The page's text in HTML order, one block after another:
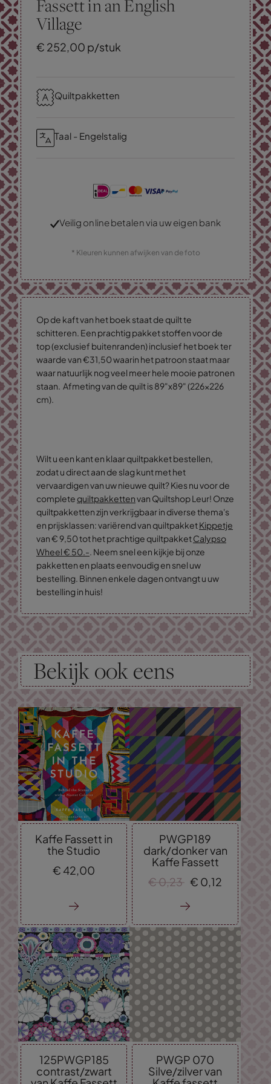
Fassett in an English
Village
€ 252,00 p/stuk
Quiltpakketten
Taal - Engelstalig
Veilig online betalen via uw eigen bank
* Kleuren kunnen afwijken van de foto
Op de kaft van het boek staat de quilt te
schitteren. Een prachtig pakket stoffen voor de
top (exclusief buitenranden) inclusief het boek ter
waarde van €31,50 waarin het patroon staat maar
waar natuurlijk nog veel meer hele mooie patronen
staan. Afmeting van de quilt is 89"x89" (226x226
cm).
Wilt u een kant en klaar quiltpakket bestellen,
zodat u direct aan de slag kunt met het
vervaardigen van uw nieuwe quilt? Kies nu voor de
complete quiltpakkettenvan Quiltshop Leur! Onze
quiltpakketten zijn verkrijgbaar in diverse thema's
en prijsklassen: variërend van quiltpakketKippetje
van € 9,50 tot het prachtige quiltpakketCalypso
Wheel € 50.-. Neem snel een kijkje bij onze
pakketten en plaats eenvoudig en snel uw
bestelling. Binnen enkele dagen ontvangt u uw
bestelling in huis!
Bekijk ook eens
Kaffe Fassett in
the Studio
€ 42,00
PWGP189
dark/donker van
Kaffe Fassett
€ 0,23 € 0,12
125PWGP185
contrast/zwart
PWGP 070
Silve/zilver van